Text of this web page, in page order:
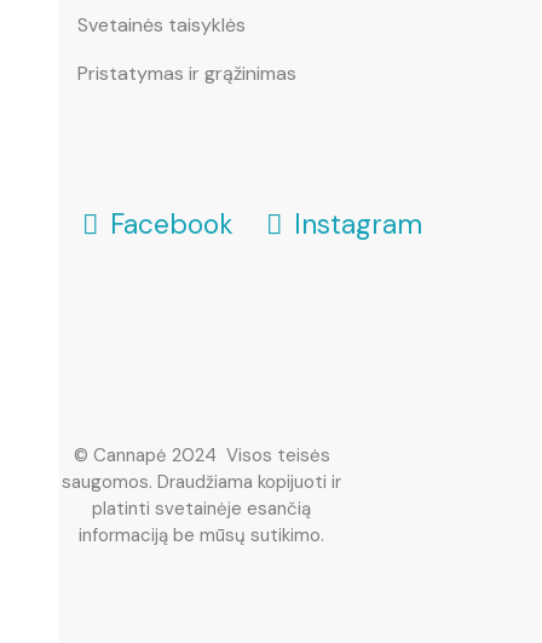
Svetainės taisyklės
Pristatymas ir grąžinimas
Facebook Instagram
© Cannapė 2024 Visos teisės
saugomos. Draudžiama kopijuoti ir
platinti svetainėje esančią
informaciją be mūsų sutikimo.